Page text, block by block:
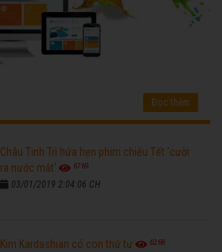
Đọc thêm
Châu Tinh Trì hứa hẹn phim chiếu Tết 'cười
ra nước mắt'
6769
03/01/2019 2:04:06 CH
Kim Kardashian có con thứ tư 6268